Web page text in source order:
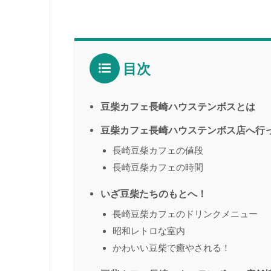
目次
豆柴カフェ長崎ハウステンボスとは
豆柴カフェ長崎ハウステンボス店へ行
長崎豆柴カフェの値段
長崎豆柴カフェの時間
いざ豆柴たちのもとへ！
長崎豆柴カフェのドリンクメニュー
昭和レトロな室内
かわいい豆柴で癒やされる！